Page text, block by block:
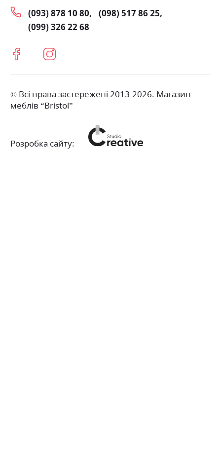
(093) 878 10 80
(098) 517 86 25
(099) 326 22 68
© Всі права застережені 2013-2026. Магазин
меблів “Bristol”
Розробка сайту: